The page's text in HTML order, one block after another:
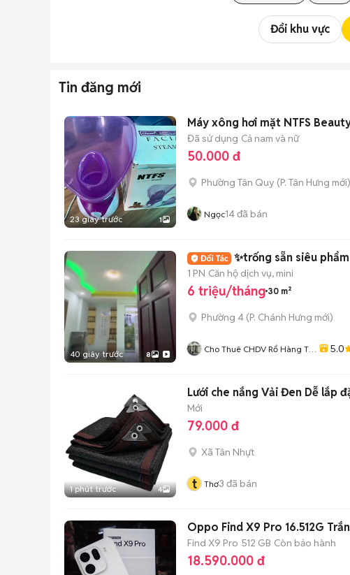
Đổi khu vực
Tin đăng mới
23 giây trước 1
Máy xông hơi mặt NTFS
Đã sử dụng Cả nam và nữ
50.000 đ
Phường Tân Quy (P. Tân Hưng mới)
Ngọc14đã bán
40 giây trước 8
✨trống sẵn siêu
1 PN Căn hộ dịch vụ, mini
6 triệu/tháng 30 m²
Phường 4 (P. Chánh Hưng mới)
Cho Thuê CHDV Rổ Hàng Tại
5.0
1 phút trước 4
Lưới che nắng Vải Đen Dễ lắp
Mới
79.000 đ
Xã Tân Nhựt
t Thơ3 đã bán
Oppo Find X9 Pro 16.512G
Find X9 Pro 512 GB Còn bảo hành
18.590.000 đ